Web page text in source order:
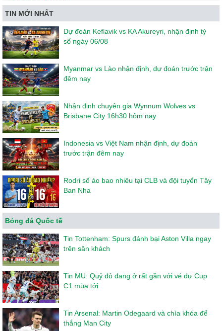
TIN MỚI NHẤT
Dự đoán Keflavik vs KA Akureyri, nhận định tỷ
số ngày 06/08
Myanmar vs Lào nhận định, dự đoán trước trận
đêm nay
Nhận định chuyên gia Wynnum Wolves vs
Brisbane City 16h30 hôm nay
Indonesia vs Việt Nam nhận định, dự đoán
trước trận đêm nay
Rodri số áo bao nhiêu tại CLB và đội tuyển Tây
Ban Nha
Bóng đá Quốc tế
Tin Tottenham: Spurs đánh bại Aston Villa ngay
trên sân khách
Tin MU: Quỷ đỏ đang ở rất gần với vé dự Cup
C1 mùa tới
Tin Arsenal: Martin Odegaard và chìa khóa để
thắng Man City